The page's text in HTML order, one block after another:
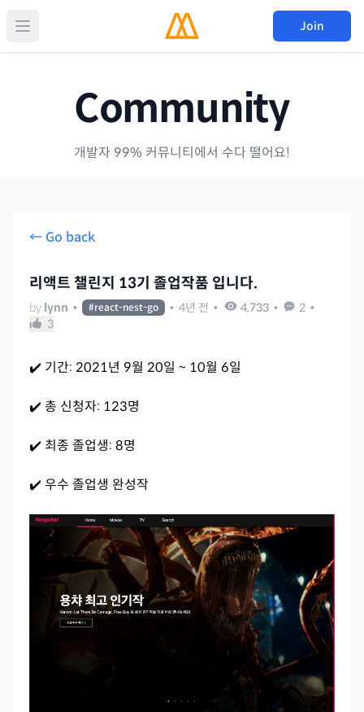
Join
Community
개발자 99% 커뮤니티에서 수다 떨어요!
← Go back
리액트 챌린지 13기 졸업작품 입니다.
by lynn • #react-nest-go • 4년 전 • 4,733 • 2 •
3
✔️ 기간: 2021년 9월 20일 ~ 10월 6일
✔️ 총 신청자: 123명
✔️ 최종 졸업생: 8명
✔️ 우수 졸업생 완성작